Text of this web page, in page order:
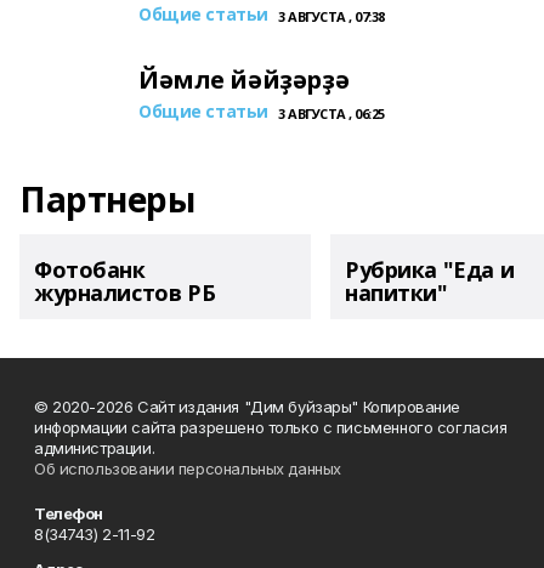
Общие статьи 3 АВГУСТА , 07:38
Йәмле йәйҙәрҙә
Общие статьи 3 АВГУСТА , 06:25
Партнеры
Фотобанк
журналистов РБ
Рубрика "Еда и
напитки"
© 2020-2026 Сайт издания "Дим буйзары" Копирование
информации сайта разрешено только с письменного согласия
администрации.
Об использовании персональных данных
Телефон
8(34743) 2-11-92